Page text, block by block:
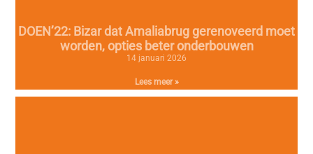
DOEN’22: Bizar dat Amaliabrug gerenoveerd moet
worden, opties beter onderbouwen
14 januari 2026
Lees meer »